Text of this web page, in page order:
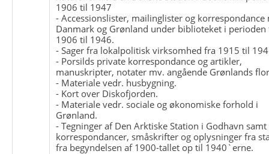
1906 til 1947
- Accessionslister, mailinglister og korrespondance
Danmark og Grønland under biblioteket i perioden
1906 til 1946.
- Sager fra lokalpolitisk virksomhed fra 1915 til
- Porsilds private korrespondance og artikler,
manuskripter, notater mv. angående Grønlands
- Materiale vedr. husbygning.
- Kort over Diskofjorden.
- Materiale vedr. sociale og økonomiske forhold i
Grønland.
- Tegninger af Den Arktiske Station i Godhavn
korrespondancer, småskrifter og oplysninger fra
fra begyndelsen af 1900-tallet op til 1940`erne.